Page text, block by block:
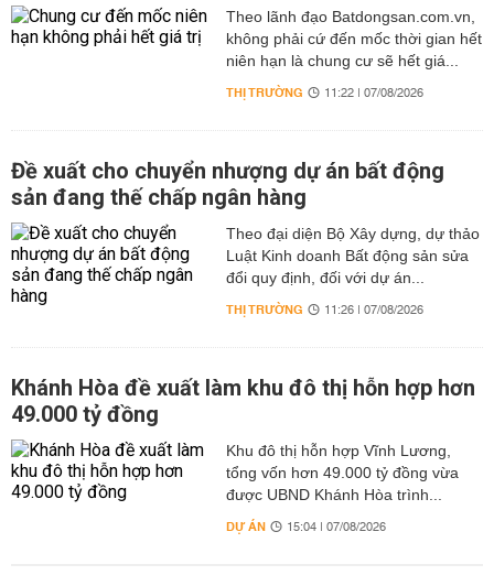
Theo lãnh đạo Batdongsan.com.vn,
không phải cứ đến mốc thời gian hết
niên hạn là chung cư sẽ hết giá...
THỊ TRƯỜNG 11:22 | 07/08/2026
Đề xuất cho chuyển nhượng dự án bất động
sản đang thế chấp ngân hàng
Theo đại diện Bộ Xây dựng, dự thảo
Luật Kinh doanh Bất động sản sửa
đổi quy định, đối với dự án...
THỊ TRƯỜNG 11:26 | 07/08/2026
Khánh Hòa đề xuất làm khu đô thị hỗn hợp hơn
49.000 tỷ đồng
Khu đô thị hỗn hợp Vĩnh Lương,
tổng vốn hơn 49.000 tỷ đồng vừa
được UBND Khánh Hòa trình...
DỰ ÁN 15:04 | 07/08/2026